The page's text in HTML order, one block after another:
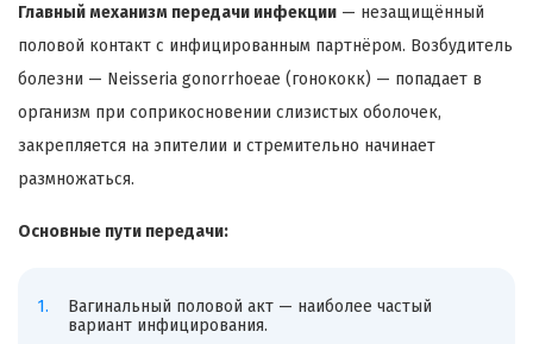
Главный механизм передачи инфекции — незащищённый
половой контакт с инфицированным партнёром. Возбудитель
болезни — Neisseria gonorrhoeae (гонококк) — попадает в
организм при соприкосновении слизистых оболочек,
закрепляется на эпителии и стремительно начинает
размножаться.
Основные пути передачи:
Вагинальный половой акт — наиболее частый
вариант инфицирования.